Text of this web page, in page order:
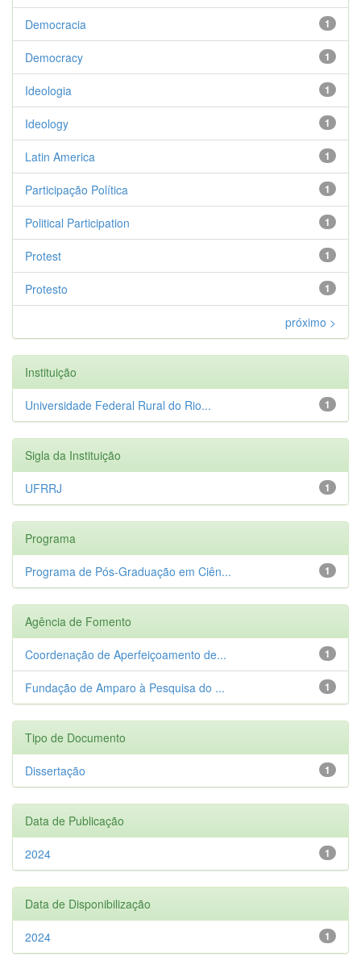
1
Democracia
1
Democracy
1
Ideologia
1
Ideology
1
Latin America
1
Participação Política
1
Political Participation
1
Protest
1
Protesto
próximo >
Instituição
1
Universidade Federal Rural do Rio...
Sigla da Instituição
1
UFRRJ
Programa
1
Programa de Pós-Graduação em Ciên...
Agência de Fomento
1
Coordenação de Aperfeiçoamento de...
1
Fundação de Amparo à Pesquisa do ...
Tipo de Documento
1
Dissertação
Data de Publicação
1
2024
Data de Disponibilização
1
2024